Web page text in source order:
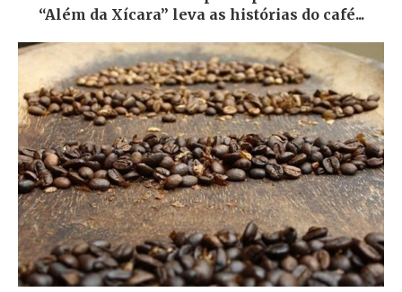
“Além da Xícara” leva as histórias do café...